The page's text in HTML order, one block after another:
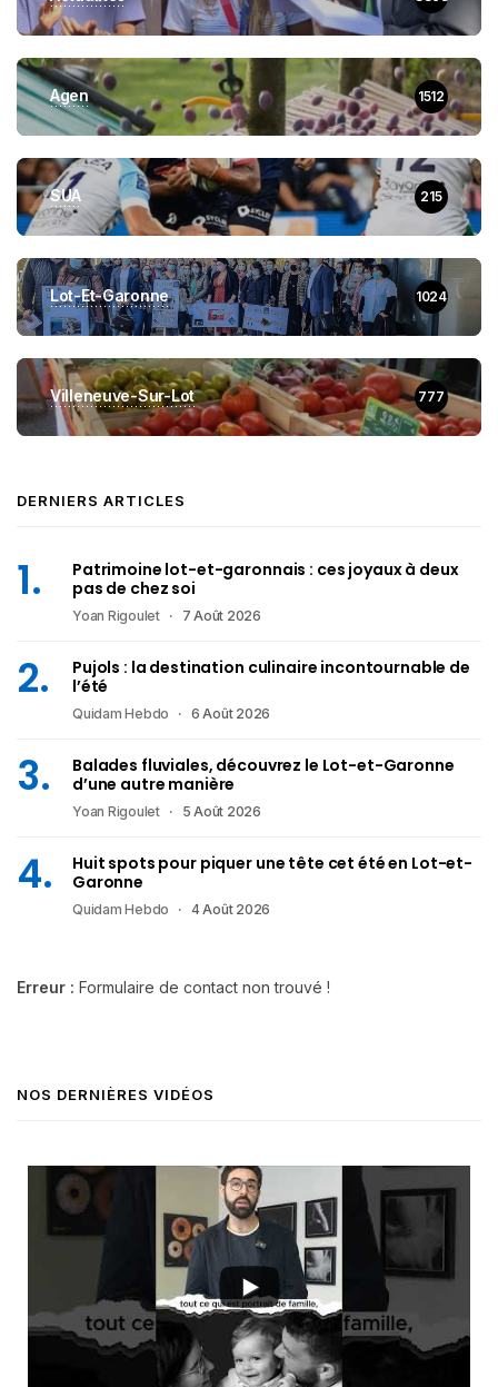
Agen 1512
SUA 215
Lot-Et-Garonne 1024
Villeneuve-Sur-Lot 777
DERNIERS ARTICLES
Patrimoine lot-et-garonnais : ces joyaux à deux
pas de chez soi
Yoan Rigoulet 7 Août 2026
Pujols : la destination culinaire incontournable de
l’été
Quidam Hebdo 6 Août 2026
Balades fluviales, découvrez le Lot-et-Garonne
d’une autre manière
Yoan Rigoulet 5 Août 2026
Huit spots pour piquer une tête cet été en Lot-et-
Garonne
Quidam Hebdo 4 Août 2026
Erreur : Formulaire de contact non trouvé !
NOS DERNIÈRES VIDÉOS